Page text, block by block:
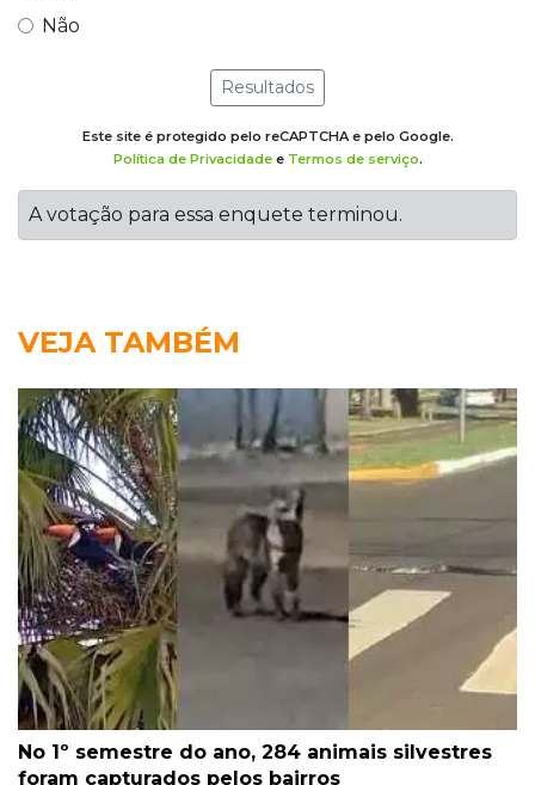
Não
Resultados
Este site é protegido pelo reCAPTCHA e pelo Google.
Política de Privacidadee Termos de serviço.
A votação para essa enquete terminou.
VEJA TAMBÉM
No 1º semestre do ano, 284 animais silvestres
foram capturados pelos bairros